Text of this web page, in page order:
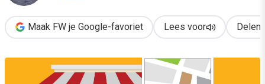
Maak FW je Google-favoriet Lees voor Delen